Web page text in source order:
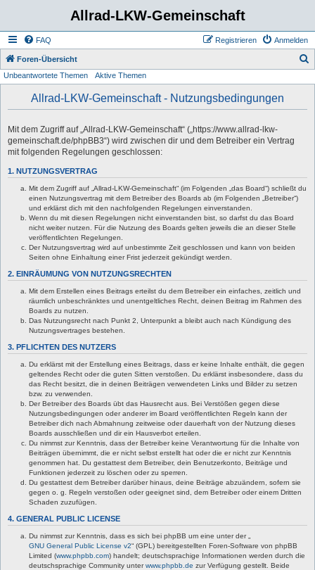
Allrad-LKW-Gemeinschaft
FAQ Anmelden
Registrieren
Foren-Übersicht
Unbeantwortete Themen Aktive Themen
Allrad-LKW-Gemeinschaft - Nutzungsbedingungen
Mit dem Zugriff auf „Allrad-LKW-Gemeinschaft“ („https://www.allrad-lkw-
gemeinschaft.de/phpBB3“) wird zwischen dir und dem Betreiber ein Vertrag
mit folgenden Regelungen geschlossen:
1. NUTZUNGSVERTRAG
Mit dem Zugriff auf „Allrad-LKW-Gemeinschaft“ (im Folgenden „das Board“) schließt du
einen Nutzungsvertrag mit dem Betreiber des Boards ab (im Folgenden „Betreiber“)
und erklärst dich mit den nachfolgenden Regelungen einverstanden.
Wenn du mit diesen Regelungen nicht einverstanden bist, so darfst du das Board
nicht weiter nutzen. Für die Nutzung des Boards gelten jeweils die an dieser Stelle
veröffentlichten Regelungen.
Der Nutzungsvertrag wird auf unbestimmte Zeit geschlossen und kann von beiden
Seiten ohne Einhaltung einer Frist jederzeit gekündigt werden.
2. EINRÄUMUNG VON NUTZUNGSRECHTEN
Mit dem Erstellen eines Beitrags erteilst du dem Betreiber ein einfaches, zeitlich und
räumlich unbeschränktes und unentgeltliches Recht, deinen Beitrag im Rahmen des
Boards zu nutzen.
Das Nutzungsrecht nach Punkt 2, Unterpunkt a bleibt auch nach Kündigung des
Nutzungsvertrages bestehen.
3. PFLICHTEN DES NUTZERS
Du erklärst mit der Erstellung eines Beitrags, dass er keine Inhalte enthält, die gegen
geltendes Recht oder die guten Sitten verstoßen. Du erklärst insbesondere, dass du
das Recht besitzt, die in deinen Beiträgen verwendeten Links und Bilder zu setzen
bzw. zu verwenden.
Der Betreiber des Boards übt das Hausrecht aus. Bei Verstößen gegen diese
Nutzungsbedingungen oder anderer im Board veröffentlichten Regeln kann der
Betreiber dich nach Abmahnung zeitweise oder dauerhaft von der Nutzung dieses
Boards ausschließen und dir ein Hausverbot erteilen.
Du nimmst zur Kenntnis, dass der Betreiber keine Verantwortung für die Inhalte von
Beiträgen übernimmt, die er nicht selbst erstellt hat oder die er nicht zur Kenntnis
genommen hat. Du gestattest dem Betreiber, dein Benutzerkonto, Beiträge und
Funktionen jederzeit zu löschen oder zu sperren.
Du gestattest dem Betreiber darüber hinaus, deine Beiträge abzuändern, sofern sie
gegen o. g. Regeln verstoßen oder geeignet sind, dem Betreiber oder einem Dritten
Schaden zuzufügen.
4. GENERAL PUBLIC LICENSE
Du nimmst zur Kenntnis, dass es sich bei phpBB um eine unter der „
GNU General Public License v2“ (GPL) bereitgestellten Foren-Software von phpBB
Limited (www.phpbb.com) handelt; deutschsprachige Informationen werden durch die
deutschsprachige Community unterwww.phpbb.de zur Verfügung gestellt. Beide